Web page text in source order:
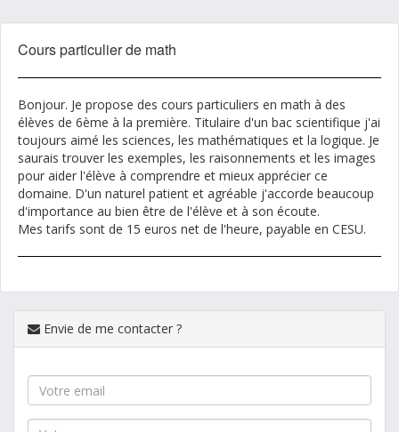
Cours particulier de math
Bonjour. Je propose des cours particuliers en math à des
élèves de 6ème à la première. Titulaire d'un bac scientifique j'ai
toujours aimé les sciences, les mathématiques et la logique. Je
saurais trouver les exemples, les raisonnements et les images
pour aider l'élève à comprendre et mieux apprécier ce
domaine. D'un naturel patient et agréable j'accorde beaucoup
d'importance au bien être de l'élève et à son écoute.
Mes tarifs sont de 15 euros net de l'heure, payable en CESU.
Envie de me contacter ?